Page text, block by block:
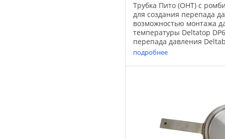
Трубка Пито (ОНТ) с
для создания перепада
возможностью монтажа
температуры Deltatop
перепада давления
частями системы для
перепаду давления. Он ...
подробнее